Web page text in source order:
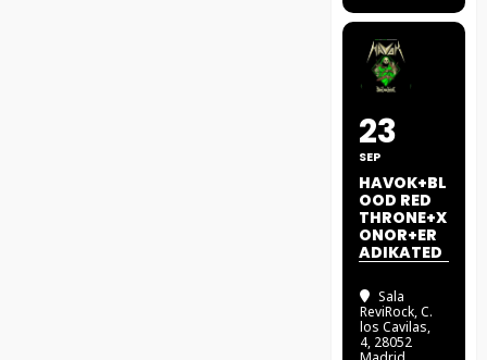
23
SEP
HAVOK+BL
OOD RED
THRONE+X
ONOR+ER
ADIKATED
Sala
ReviRock, C.
los Cavilas,
4, 28052